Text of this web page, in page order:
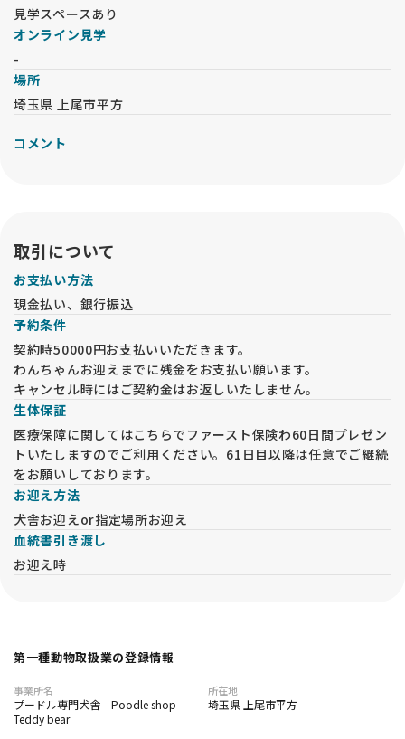
見学スペースあり
オンライン見学
-
場所
埼玉県 上尾市平方
コメント
取引について
お支払い方法
現金払い、銀行振込
予約条件
契約時50000円お支払いいただきます。
わんちゃんお迎えまでに残金をお支払い願います。
キャンセル時にはご契約金はお返しいたしません。
生体保証
医療保障に関してはこちらでファースト保険わ60日間プレゼン
トいたしますのでご利用ください。61日目以降は任意でご継続
をお願いしております。
お迎え方法
犬舎お迎えor指定場所お迎え
血統書引き渡し
お迎え時
第一種動物取扱業の登録情報
事業所名
プードル専門犬舎 Poodle shop
Teddy bear
所在地
埼玉県 上尾市平方